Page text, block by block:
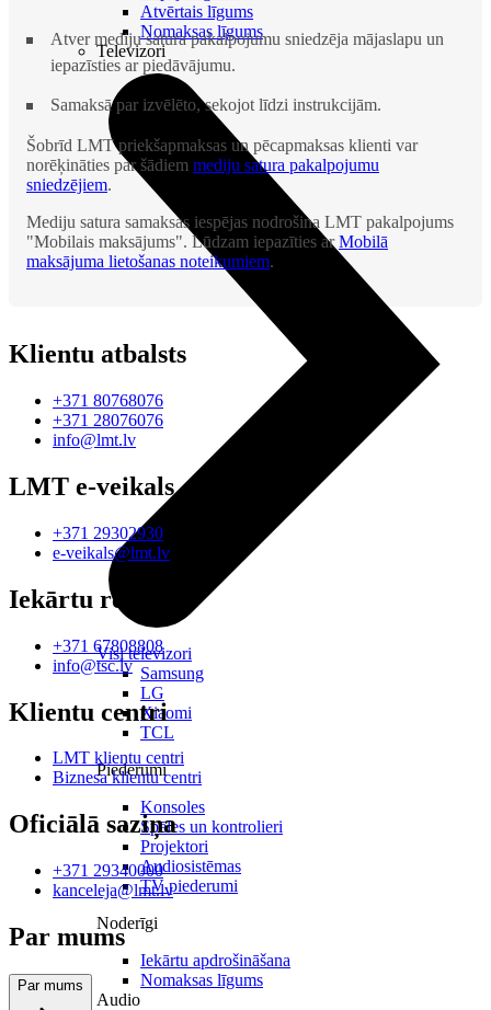
Atvērtais līgums
Nomaksas līgums
Televizori
Visi televizori
Samsung
LG
Xiaomi
TCL
Piederumi
Konsoles
Spēles un kontrolieri
Projektori
Audiosistēmas
TV piederumi
Noderīgi
Iekārtu apdrošināšana
Nomaksas līgums
Audio
Atver mediju satura pakalpojumu sniedzēja mājaslapu un
iepazīsties ar piedāvājumu.
Samaksā par izvēlēto, sekojot līdzi instrukcijām.
Šobrīd LMT priekšapmaksas un pēcapmaksas klienti var
norēķināties par šādiem mediju satura pakalpojumu
sniedzējiem.
Mediju satura samaksas iespējas nodrošina LMT pakalpojums
"Mobilais maksājums". Lūdzam iepazīties arMobilā
maksājuma lietošanas noteikumiem.
Klientu atbalsts
+371 80768076
+371 28076076
info@lmt.lv
LMT e-veikals
+371 29302930
e-veikals@lmt.lv
Iekārtu remonts
+371 67808808
info@tsc.lv
Klientu centri
LMT klientu centri
Biznesa klientu centri
Oficiālā saziņa
+371 29340000
kanceleja@lmt.lv
Par mums
Par mums